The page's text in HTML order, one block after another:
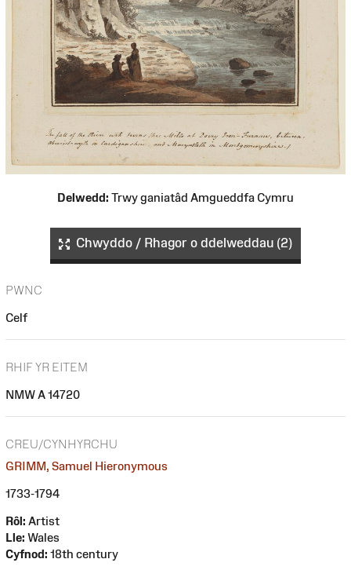
Delwedd: Trwy ganiatâd Amgueddfa Cymru
Chwyddo / Rhagor o ddelweddau (2)
PWNC
Celf
RHIF YR EITEM
NMW A 14720
CREU/CYNHYRCHU
GRIMM, Samuel Hieronymous
1733-1794
Rôl: Artist
Lle: Wales
Cyfnod: 18th century